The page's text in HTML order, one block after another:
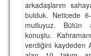
FOTOĞRAF
MARŞ &
KULÜP
arkadaşlarım
bulduk. Neticede
mutluyuz. Bütün
konuştu.
verdiğini kaydeden